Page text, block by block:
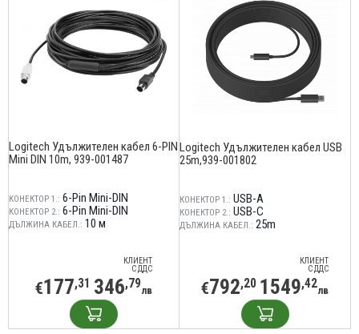
Logitech Удължителен кабел 6-PIN
Mini DIN 10m, 939-001487
КОНЕКТОР 1.: 6-Pin Mini-DIN
КОНЕКТОР 2.: 6-Pin Mini-DIN
ДЪЛЖИНА КАБЕЛ.: 10 м
КЛИЕНТ
С ДДС
€177,31 346,79лв
Logitech Удължителен кабел USB
25m,939-001802
КОНЕКТОР 1.: USB-A
КОНЕКТОР 2.: USB-C
ДЪЛЖИНА КАБЕЛ.: 25m
КЛИЕНТ
С ДДС
€792,20 1549,42лв